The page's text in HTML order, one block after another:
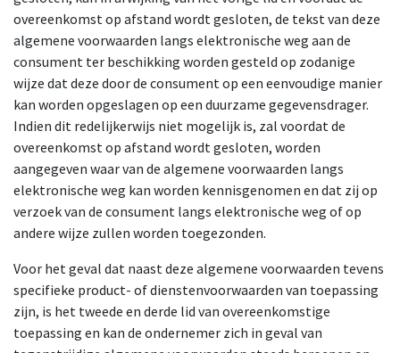
overeenkomst op afstand wordt gesloten, de tekst van deze
algemene voorwaarden langs elektronische weg aan de
consument ter beschikking worden gesteld op zodanige
wijze dat deze door de consument op een eenvoudige manier
kan worden opgeslagen op een duurzame gegevensdrager.
Indien dit redelijkerwijs niet mogelijk is, zal voordat de
overeenkomst op afstand wordt gesloten, worden
aangegeven waar van de algemene voorwaarden langs
elektronische weg kan worden kennisgenomen en dat zij op
verzoek van de consument langs elektronische weg of op
andere wijze zullen worden toegezonden.
Voor het geval dat naast deze algemene voorwaarden tevens
specifieke product- of dienstenvoorwaarden van toepassing
zijn, is het tweede en derde lid van overeenkomstige
toepassing en kan de ondernemer zich in geval van